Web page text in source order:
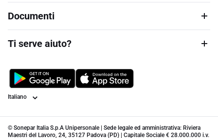
Documenti
Ti serve aiuto?
Lingua
© Sonepar Italia S.p.A Unipersonale | Sede legale ed amministrativa: Riviera
Maestri del Lavoro, 24, 35127 Padova (PD) | Capitale Sociale € 28.000.000 i.v.